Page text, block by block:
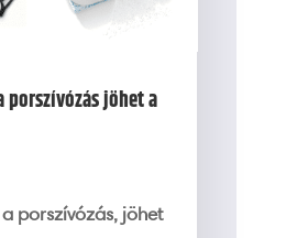
porszívózás jöhet a
porszívózás, jöhet